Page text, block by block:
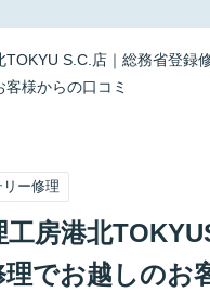
TOKYU S.C.店｜総務省登録
様からの口コミ
ー修理
工房港北
でお越しのお